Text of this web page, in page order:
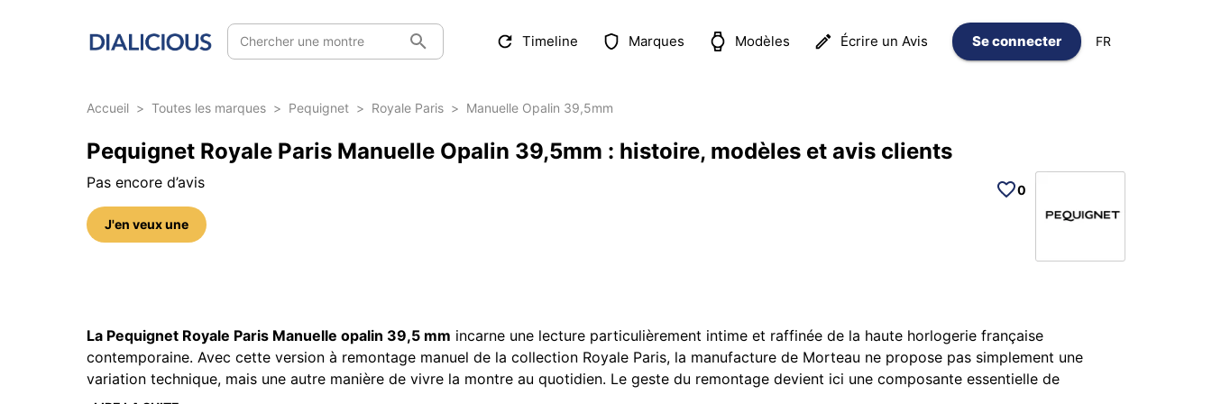
Chercher une montre Timeline Marques Modèles Écrire un Avis Se connecter FR
Accueil > Toutes les marques > Pequignet > Royale Paris > Manuelle Opalin 39,5mm
Pequignet Royale Paris Manuelle Opalin 39,5mm : histoire, modèles et avis clients
Pas encore d’avis
J'en veux une
0
La Pequignet Royale Paris Manuelle opalin 39,5 mm incarne une lecture particulièrement intime et raffinée de la haute horlogerie française
contemporaine. Avec cette version à remontage manuel de la collection Royale Paris, la manufacture de Morteau ne propose pas simplement une
variation technique, mais une autre manière de vivre la montre au quotidien. Le geste du remontage devient ici une composante essentielle de
l’expérience, dans un modèle qui associe élégance classique, finesse de dessin et forte personnalité mécanique. Cette montre est proposée au tarif de